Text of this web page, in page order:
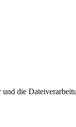
die